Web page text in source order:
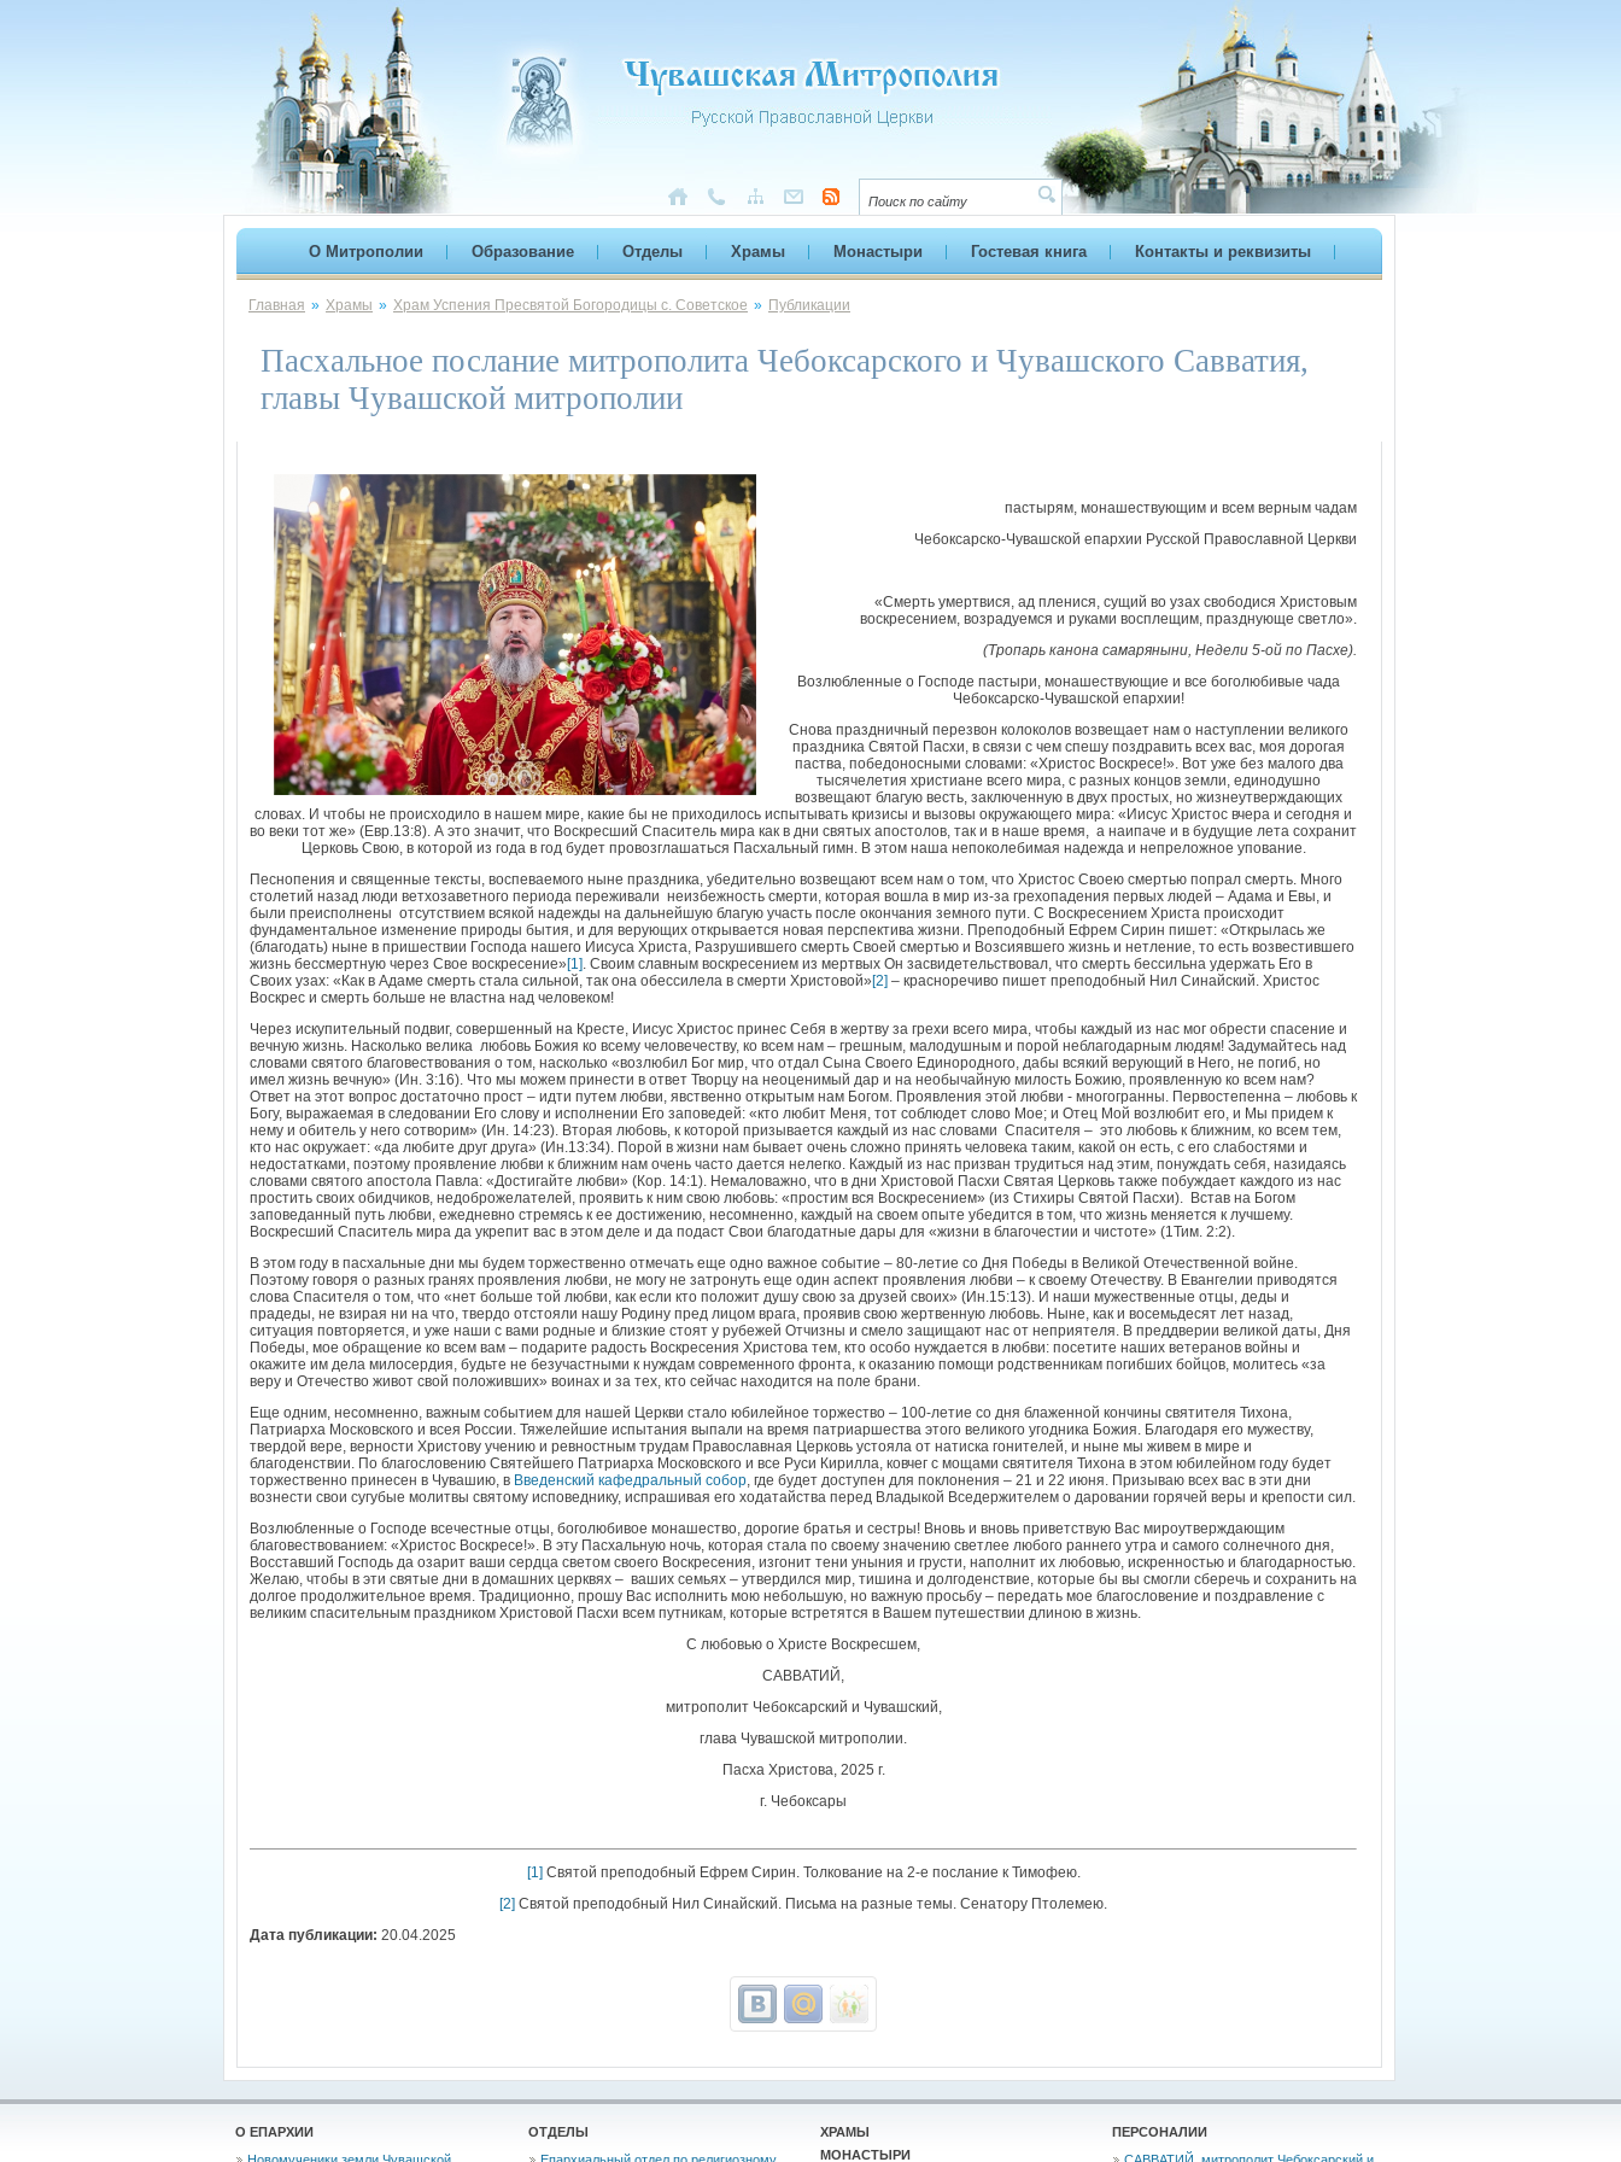
О Митрополии Образование Отделы Храмы Монастыри Гостевая книга Контакты и реквизиты
Главная » Храмы » Храм Успения Пресвятой Богородицы с. Советское » Публикации
Пасхальное послание митрополита Чебоксарского и Чувашского Савватия,
главы Чувашской митрополии
пастырям, монашествующим и всем верным чадам
Чебоксарско-Чувашской епархии Русской Православной Церкви
«Смерть умертвися, ад пленися, сущий во узах свободися Христовым
воскресением, возрадуемся и руками восплещим, празднующе светло».
(Тропарь канона самаряныни, Недели 5-ой по Пасхе).
Возлюбленные о Господе пастыри, монашествующие и все боголюбивые чада
Чебоксарско-Чувашской епархии!
Снова праздничный перезвон колоколов возвещает нам о наступлении великого
праздника Святой Пасхи, в связи с чем спешу поздравить всех вас, моя дорогая
паства, победоносными словами: «Христос Воскресе!». Вот уже без малого два
тысячелетия христиане всего мира, с разных концов земли, единодушно
возвещают благую весть, заключенную в двух простых, но жизнеутверждающих
словах. И чтобы не происходило в нашем мире, какие бы не приходилось испытывать кризисы и вызовы окружающего мира: «Иисус Христос вчера и сегодня и
во веки тот же» (Евр.13:8). А это значит, что Воскресший Спаситель мира как в дни святых апостолов, так и в наше время, а наипаче и в будущие лета сохранит
Церковь Свою, в которой из года в год будет провозглашаться Пасхальный гимн. В этом наша непоколебимая надежда и непреложное упование.
Песнопения и священные тексты, воспеваемого ныне праздника, убедительно возвещают всем нам о том, что Христос Своею смертью попрал смерть. Много
столетий назад люди ветхозаветного периода переживали неизбежность смерти, которая вошла в мир из-за грехопадения первых людей – Адама и Евы, и
были преисполнены отсутствием всякой надежды на дальнейшую благую участь после окончания земного пути. С Воскресением Христа происходит
фундаментальное изменение природы бытия, и для верующих открывается новая перспектива жизни. Преподобный Ефрем Сирин пишет: «Открылась же
(благодать) ныне в пришествии Господа нашего Иисуса Христа, Разрушившего смерть Своей смертью и Возсиявшего жизнь и нетление, то есть возвестившего
жизнь бессмертную через Свое воскресение» [1]. Своим славным воскресением из мертвых Он засвидетельствовал, что смерть бессильна удержать Его в
Своих узах: «Как в Адаме смерть стала сильной, так она обессилела в смерти Христовой» [2] – красноречиво пишет преподобный Нил Синайский. Христос
Воскрес и смерть больше не властна над человеком!
Через искупительный подвиг, совершенный на Кресте, Иисус Христос принес Себя в жертву за грехи всего мира, чтобы каждый из нас мог обрести спасение и
вечную жизнь. Насколько велика любовь Божия ко всему человечеству, ко всем нам – грешным, малодушным и порой неблагодарным людям! Задумайтесь над
словами святого благовествования о том, насколько «возлюбил Бог мир, что отдал Сына Своего Единородного, дабы всякий верующий в Него, не погиб, но
имел жизнь вечную» (Ин. 3:16). Что мы можем принести в ответ Творцу на неоценимый дар и на необычайную милость Божию, проявленную ко всем нам?
Ответ на этот вопрос достаточно прост – идти путем любви, явственно открытым нам Богом. Проявления этой любви - многогранны. Первостепенна – любовь к
Богу, выражаемая в следовании Его слову и исполнении Его заповедей: «кто любит Меня, тот соблюдет слово Мое; и Отец Мой возлюбит его, и Мы придем к
нему и обитель у него сотворим» (Ин. 14:23). Вторая любовь, к которой призывается каждый из нас словами Спасителя – это любовь к ближним, ко всем тем,
кто нас окружает: «да любите друг друга» (Ин.13:34). Порой в жизни нам бывает очень сложно принять человека таким, какой он есть, с его слабостями и
недостатками, поэтому проявление любви к ближним нам очень часто дается нелегко. Каждый из нас призван трудиться над этим, понуждать себя, назидаясь
словами святого апостола Павла: «Достигайте любви» (Кор. 14:1). Немаловажно, что в дни Христовой Пасхи Святая Церковь также побуждает каждого из нас
простить своих обидчиков, недоброжелателей, проявить к ним свою любовь: «простим вся Воскресением» (из Стихиры Святой Пасхи). Встав на Богом
заповеданный путь любви, ежедневно стремясь к ее достижению, несомненно, каждый на своем опыте убедится в том, что жизнь меняется к лучшему.
Воскресший Спаситель мира да укрепит вас в этом деле и да подаст Свои благодатные дары для «жизни в благочестии и чистоте» (1Тим. 2:2).
В этом году в пасхальные дни мы будем торжественно отмечать еще одно важное событие – 80-летие со Дня Победы в Великой Отечественной войне.
Поэтому говоря о разных гранях проявления любви, не могу не затронуть еще один аспект проявления любви – к своему Отечеству. В Евангелии приводятся
слова Спасителя о том, что «нет больше той любви, как если кто положит душу свою за друзей своих» (Ин.15:13). И наши мужественные отцы, деды и
прадеды, не взирая ни на что, твердо отстояли нашу Родину пред лицом врага, проявив свою жертвенную любовь. Ныне, как и восемьдесят лет назад,
ситуация повторяется, и уже наши с вами родные и близкие стоят у рубежей Отчизны и смело защищают нас от неприятеля. В преддверии великой даты, Дня
Победы, мое обращение ко всем вам – подарите радость Воскресения Христова тем, кто особо нуждается в любви: посетите наших ветеранов войны и
окажите им дела милосердия, будьте не безучастными к нуждам современного фронта, к оказанию помощи родственникам погибших бойцов, молитесь «за
веру и Отечество живот свой положивших» воинах и за тех, кто сейчас находится на поле брани.
Еще одним, несомненно, важным событием для нашей Церкви стало юбилейное торжество – 100-летие со дня блаженной кончины святителя Тихона,
Патриарха Московского и всея России. Тяжелейшие испытания выпали на время патриаршества этого великого угодника Божия. Благодаря его мужеству,
твердой вере, верности Христову учению и ревностным трудам Православная Церковь устояла от натиска гонителей, и ныне мы живем в мире и
благоденствии. По благословению Святейшего Патриарха Московского и все Руси Кирилла, ковчег с мощами святителя Тихона в этом юбилейном году будет
торжественно принесен в Чувашию, в Введенский кафедральный собор, где будет доступен для поклонения – 21 и 22 июня. Призываю всех вас в эти дни
вознести свои сугубые молитвы святому исповеднику, испрашивая его ходатайства перед Владыкой Вседержителем о даровании горячей веры и крепости сил.
Возлюбленные о Господе всечестные отцы, боголюбивое монашество, дорогие братья и сестры! Вновь и вновь приветствую Вас мироутверждающим
благовествованием: «Христос Воскресе!». В эту Пасхальную ночь, которая стала по своему значению светлее любого раннего утра и самого солнечного дня,
Восставший Господь да озарит ваши сердца светом своего Воскресения, изгонит тени уныния и грусти, наполнит их любовью, искренностью и благодарностью.
Желаю, чтобы в эти святые дни в домашних церквях – ваших семьях – утвердился мир, тишина и долгоденствие, которые бы вы смогли сберечь и сохранить на
долгое продолжительное время. Традиционно, прошу Вас исполнить мою небольшую, но важную просьбу – передать мое благословение и поздравление с
великим спасительным праздником Христовой Пасхи всем путникам, которые встретятся в Вашем путешествии длиною в жизнь.
С любовью о Христе Воскресшем,
САВВАТИЙ,
митрополит Чебоксарский и Чувашский,
глава Чувашской митрополии.
Пасха Христова, 2025 г.
г. Чебоксары
[1] Святой преподобный Ефрем Сирин. Толкование на 2-е послание к Тимофею.
[2] Святой преподобный Нил Синайский. Письма на разные темы. Сенатору Птолемею.
Дата публикации: 20.04.2025
О ЕПАРХИИ
ОТДЕЛЫ
ХРАМЫ
МОНАСТЫРИ
ПЕРСОНАЛИИ